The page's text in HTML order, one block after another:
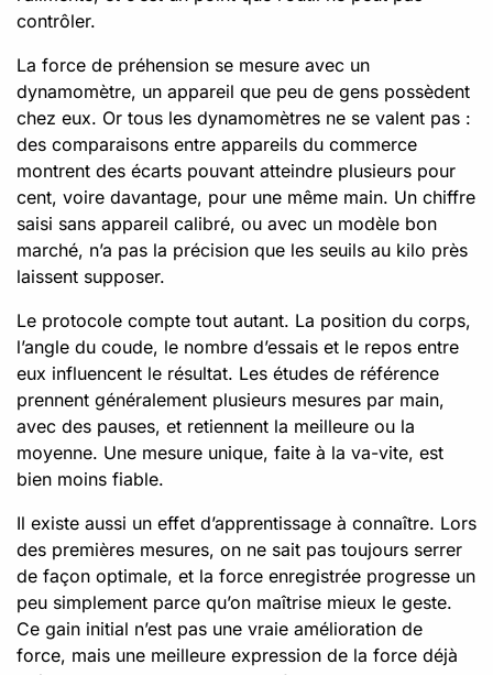
contrôler.
La force de préhension se mesure avec un
dynamomètre, un appareil que peu de gens possèdent
chez eux. Or tous les dynamomètres ne se valent pas :
des comparaisons entre appareils du commerce
montrent des écarts pouvant atteindre plusieurs pour
cent, voire davantage, pour une même main. Un chiffre
saisi sans appareil calibré, ou avec un modèle bon
marché, n’a pas la précision que les seuils au kilo près
laissent supposer.
Le protocole compte tout autant. La position du corps,
l’angle du coude, le nombre d’essais et le repos entre
eux influencent le résultat. Les études de référence
prennent généralement plusieurs mesures par main,
avec des pauses, et retiennent la meilleure ou la
moyenne. Une mesure unique, faite à la va-vite, est
bien moins fiable.
Il existe aussi un effet d’apprentissage à connaître. Lors
des premières mesures, on ne sait pas toujours serrer
de façon optimale, et la force enregistrée progresse un
peu simplement parce qu’on maîtrise mieux le geste.
Ce gain initial n’est pas une vraie amélioration de
force, mais une meilleure expression de la force déjà